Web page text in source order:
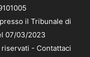
il Tribunale di
07/03/2023
- Contattaci